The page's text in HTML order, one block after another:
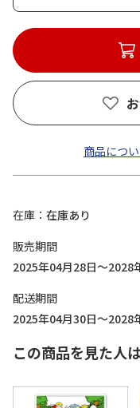
商品につ
在庫
在庫あり
販売期間
2025年04月28日～2028
配送期間
2025年04月30日～2028
この商品を見た人